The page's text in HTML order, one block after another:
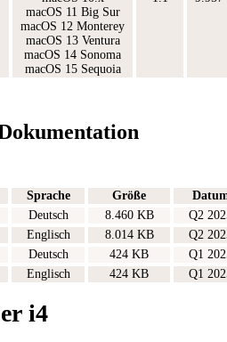
macOS 11 Big Sur
macOS 12 Monterey
macOS 13 Ventura
macOS 14 Sonoma
macOS 15 Sequoia
Sprache Größe
Deutsch 8.460 KB
Q2
Englisch 8.014 KB
Q2
Deutsch 424 KB
Q1
Englisch 424 KB Q1
i4